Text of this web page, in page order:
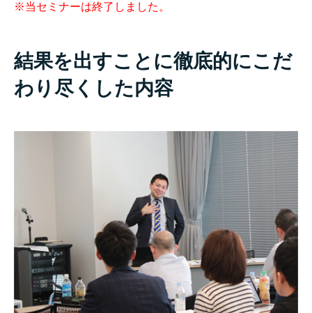
※当セミナーは終了しました。
結果を出すことに徹底的にこだ
わり尽くした内容